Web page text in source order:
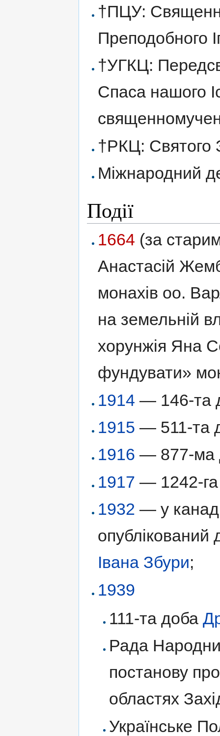
†ПЦУ:
Преподобного
†УГКЦ:
Спаса нашого
†РКЦ: Святого
Міжнародний
Події
1664 (за
Анастасій
монахів оо.
на земельній
хорунжія Яна
фундувати»
1914 — 146-та
1915 — 511-та
1916 — 877-ма
1917 — 1242-га
1932 — у
опублікований
Івана Збури;
1939
111-та доба
Рада
постанову
областях
Українське